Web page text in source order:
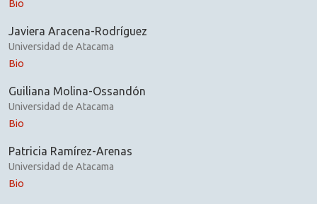
Bio
Javiera Aracena-Rodríguez
Universidad de Atacama
Bio
Guiliana Molina-Ossandón
Universidad de Atacama
Bio
Patricia Ramírez-Arenas
Universidad de Atacama
Bio